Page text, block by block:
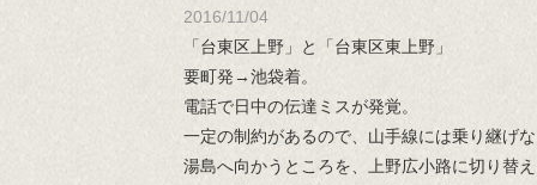
2016/11/04
「台東区上野」と「台東区東上野」
要町発→池袋着。
電話で日中の伝達ミスが発覚。
一定の制約があるので、山手線には乗り継げ
湯島へ向かうところを、上野広小路に切り替